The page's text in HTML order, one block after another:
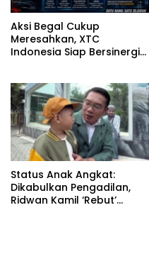
Aksi Begal Cukup
Meresahkan, XTC
Indonesia Siap Bersinergi
Status Anak Angkat:
Dikabulkan Pengadilan,
Ridwan Kamil ‘Rebut’